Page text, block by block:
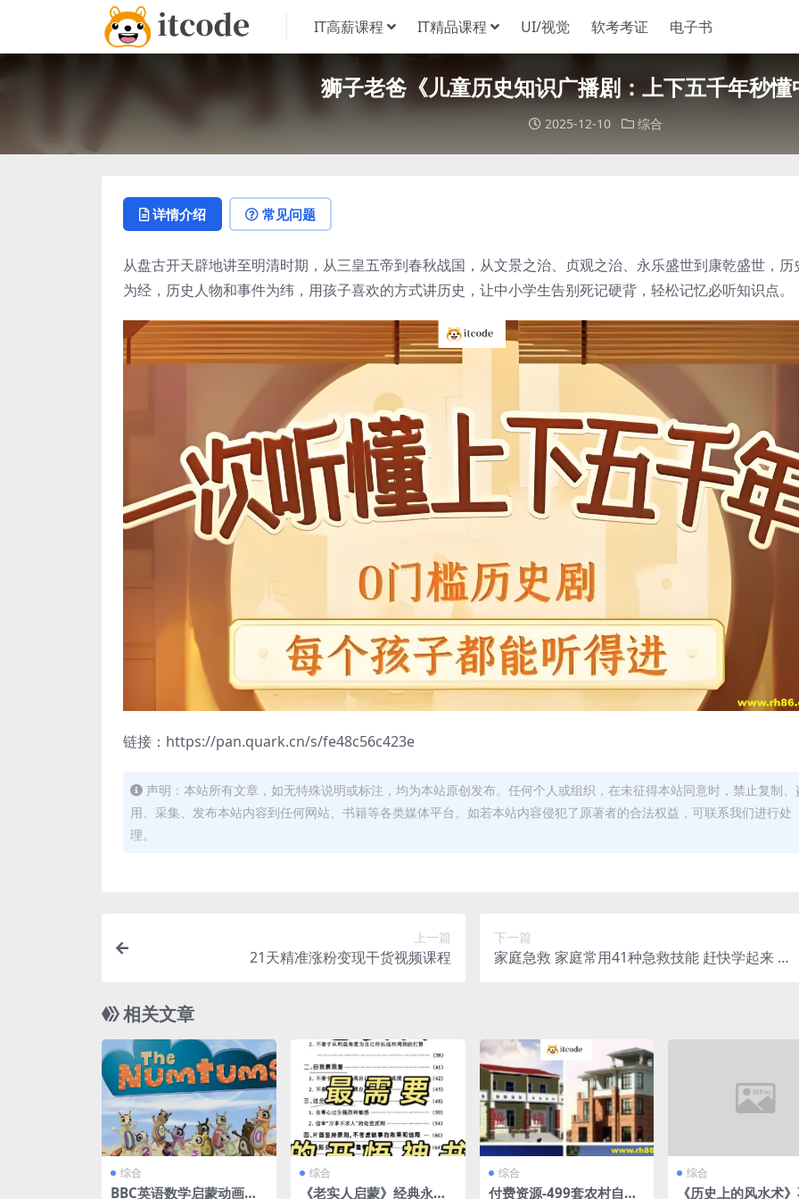
IT高薪课程 IT精品课程 UI/视觉 软考考证 电子书
狮子老爸《儿童历史知识广播剧：上下五千年秒懂
2025-12-10 综合
详情介绍 常见问题
从盘古开天辟地讲至明清时期，从三皇五帝到春秋战国，从文景之治、贞观之治、永乐盛世到康乾盛世，历
为经，历史人物和事件为纬，用孩子喜欢的方式讲历史，让中小学生告别死记硬背，轻松记忆必听知识点。
链接：https://pan.quark.cn/s/fe48c56c423e
声明：本站所有文章，如无特殊说明或标注，均为本站原创发布。任何个人或组织，在未征得本站同意时，禁止复制、
用、采集、发布本站内容到任何网站、书籍等各类媒体平台。如若本站内容侵犯了原著者的合法权益，可联系我们进行处
理。
上一篇
21天精准涨粉变现干货视频课程
下一篇
家庭急救 家庭常用41种急救技能 赶快学起来 关
相关文章
综合
BBC英语数学启蒙动画片
综合
《老实人启蒙》经典永不
综合
付费资源-499套农村自建
综合
《历史上的风水术